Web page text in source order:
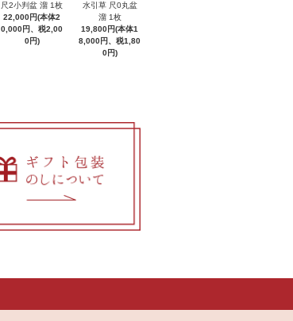
尺2小判盆 溜 1枚
22,000円(本体2
0,000円、税2,00
0円)
水引草 尺0丸盆
溜 1枚
19,800円(本体1
8,000円、税1,80
0円)